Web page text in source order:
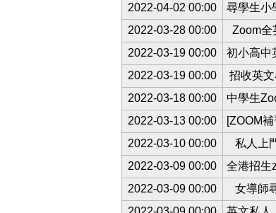
2022-04-02 00:00 尋學生小
2022-03-28 00:00 Zoom全
2022-03-19 00:00 初小高中
2022-03-19 00:00 招收英
2022-03-18 00:00 中學生
2022-03-13 00:00 [ZOOM
2022-03-10 00:00 私人上
2022-03-09 00:00 全港招生
2022-03-09 00:00 女導師